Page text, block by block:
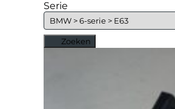
Serie
Zoeken